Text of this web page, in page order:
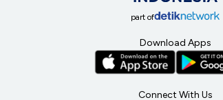
part of
Download Apps
Connect With Us